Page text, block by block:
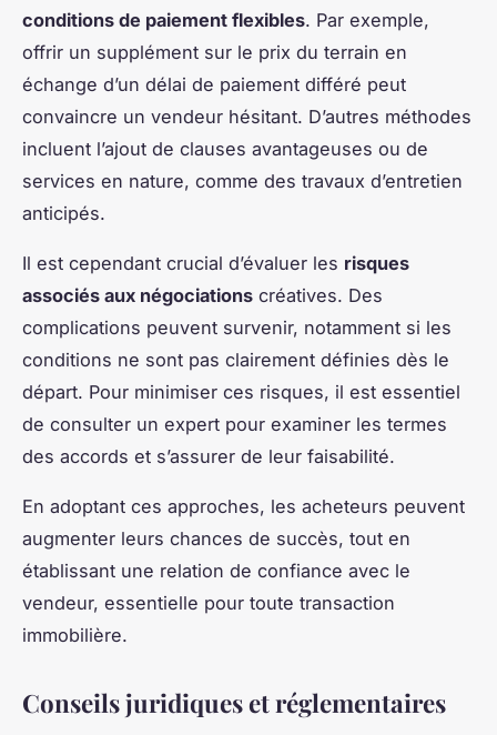
conditions de paiement flexibles. Par exemple,
offrir un supplément sur le prix du terrain en
échange d’un délai de paiement différé peut
convaincre un vendeur hésitant. D’autres méthodes
incluent l’ajout de clauses avantageuses ou de
services en nature, comme des travaux d’entretien
anticipés.
Il est cependant crucial d’évaluer les risques
associés aux négociations créatives. Des
complications peuvent survenir, notamment si les
conditions ne sont pas clairement définies dès le
départ. Pour minimiser ces risques, il est essentiel
de consulter un expert pour examiner les termes
des accords et s’assurer de leur faisabilité.
En adoptant ces approches, les acheteurs peuvent
augmenter leurs chances de succès, tout en
établissant une relation de confiance avec le
vendeur, essentielle pour toute transaction
immobilière.
Conseils juridiques et réglementaires